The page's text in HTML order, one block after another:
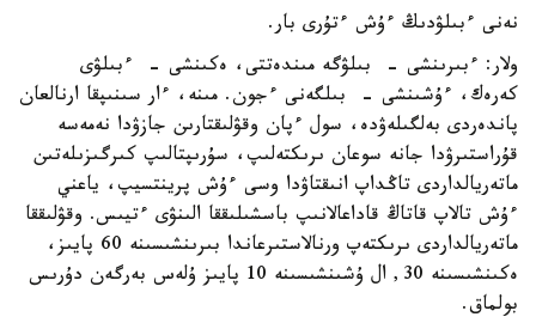
نەنى ءبىلۋدىڭ ءۇش ءتۇرى بار.
ولار: ءبىرىنشى - بىلۋگە مىندەتتى، ەكىنشى - ءبىلۋى
كەرەك، ءۇشىنشى - بىلگەنى ءجون. مىنە، ءار سىنىپقا ارنالعان
پاندەردى بەلگىلەۋدە، سول ءپان وقۋلىقتارىن جازۋدا نەمەسە
قۇراستىرۋدا جانە سوعان ىرىكتەلىپ، سۇرىپتالىپ كىرگىزىلەتىن
ماتەريالداردى تاڭداپ انىقتاۋدا وسى ءۇش پرينتسيپ، ياعني
ءۇش تالاپ قاتاڭ قاداعالانىپ باسشىلىققا الىنۋى ءتيىس. وقۋلىققا
ماتەريالداردى ىرىكتەپ ورنالاستىرعاندا بىرىنشىسىنە 60 پايىز،
ەكىنشىسىنە 30, ال ۇشىنشىسىنە 10 پايىز ۇلەس بەرگەن دۇرىس
بولماق.